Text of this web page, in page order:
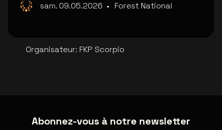
sam. 09.05.2026 • Forest National
Organisateur: FKP Scorpio
Abonnez-vous à notre newsletter